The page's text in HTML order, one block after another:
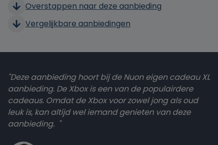
Overstappen naar deze aanbieding
Vergelijkbare aanbiedingen
"Deze aanbieding hoort bij de Nuon eigen cadeau XL
aanbieding. De Xbox is een van de populairdere
cadeaus. Omdat de Xbox voor zowel jong als oud
leuk is, kan altijd wel iemand genieten van deze
aanbieding. "